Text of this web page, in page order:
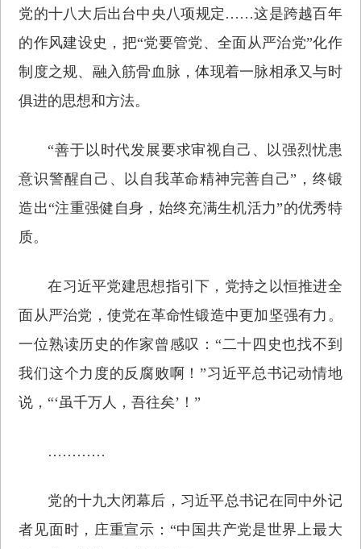
党的十八大后出台中央八项规定……这是跨越百年
的作风建设史，把“党要管党、全面从严治党”化作
制度之规、融入筋骨血脉，体现着一脉相承又与时
俱进的思想和方法。
“善于以时代发展要求审视自己、以强烈忧患
意识警醒自己、以自我革命精神完善自己”，终锻
造出“注重强健自身，始终充满生机活力”的优秀特
质。
在习近平党建思想指引下，党持之以恒推进全
面从严治党，使党在革命性锻造中更加坚强有力。
一位熟读历史的作家曾感叹：“二十四史也找不到
我们这个力度的反腐败啊！”习近平总书记动情地
说，“‘虽千万人，吾往矣’！”
…………
党的十九大闭幕后，习近平总书记在同中外记
者见面时，庄重宣示：“中国共产党是世界上最大